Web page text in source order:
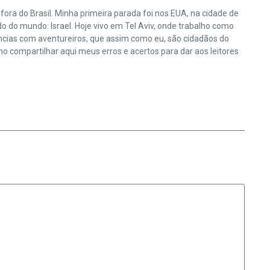
do Brasil. Minha primeira parada foi nos EUA, na cidade de
mundo: Israel. Hoje vivo em Tel Aviv, onde trabalho como
com aventureiros, que assim como eu, são cidadãos do
compartilhar aqui meus erros e acertos para dar aos leitores